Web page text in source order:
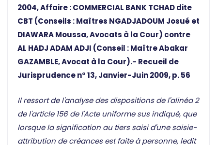
2004, Affaire : COMMERCIAL BANK TCHAD dite
CBT (Conseils : Maîtres NGADJADOUM Josué et
DIAWARA Moussa, Avocats à la Cour) contre
AL HADJ ADAM ADJI (Conseil : Maître Abakar
GAZAMBLE, Avocat à la Cour).- Recueil de
Jurisprudence n° 13, Janvier-Juin 2009, p. 56
Il ressort de l'analyse des dispositions de l'alinéa 2
de l'article 156 de l'Acte uniforme sus indiqué, que
lorsque la signification au tiers saisi d'une saisie-
attribution de créances est faite à personne, ledit